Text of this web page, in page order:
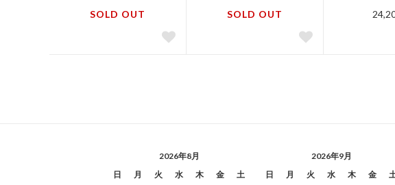
SOLD OUT SOLD OUT
2026年8月
日
月 火 水 木 金 土
2026年9月
日
月 火 水 木 金